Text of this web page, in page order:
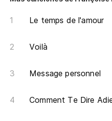
Le temps de l'amour
Voilà
Message personnel
Comment Te Dire